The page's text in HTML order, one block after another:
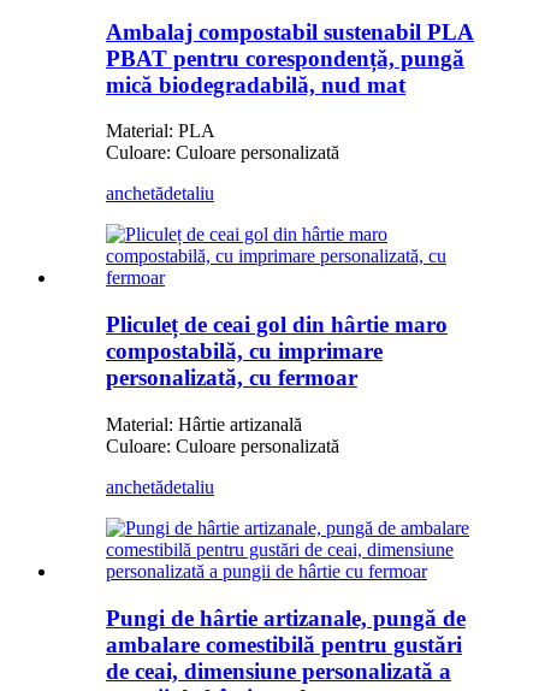
Ambalaj compostabil sustenabil PLA
PBAT pentru corespondență, pungă
mică biodegradabilă, nud mat
Material: PLA
Culoare: Culoare personalizată
anchetădetaliu
Pliculeț de ceai gol din hârtie maro
compostabilă, cu imprimare
personalizată, cu fermoar
Material: Hârtie artizanală
Culoare: Culoare personalizată
anchetădetaliu
Pungi de hârtie artizanale, pungă de
ambalare comestibilă pentru gustări
de ceai, dimensiune personalizată a